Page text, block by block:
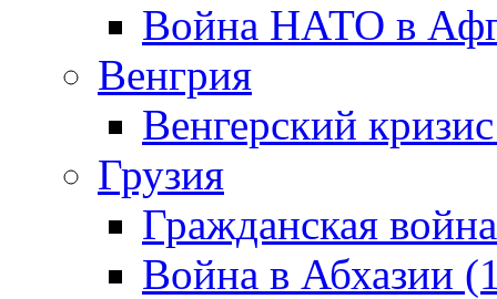
Война НАТО в
Венгрия
Венгерский
Грузия
Гражданская
Война в Абхазии